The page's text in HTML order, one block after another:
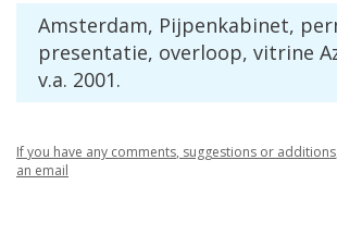
Amsterdam, Pijpenkabinet,
presentatie, overloop, vitrine
v.a. 2001.
Ifyou have any comments, suggestions or additions
an email